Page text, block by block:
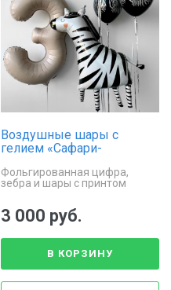
Воздушные шары с
гелием «Сафари-
Фольгированная цифра,
зебра и шары с принтом
3 000 руб.
В КОРЗИНУ